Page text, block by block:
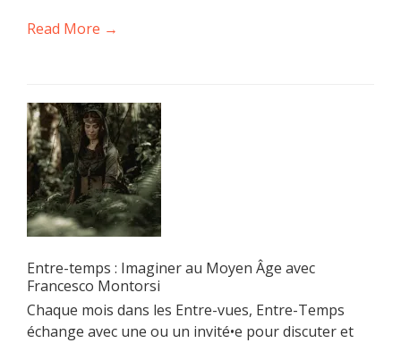
Read More →
Entre-temps : Imaginer au Moyen Âge avec
Francesco Montorsi
Chaque mois dans les Entre-vues, Entre-Temps
échange avec une ou un invité•e pour discuter et